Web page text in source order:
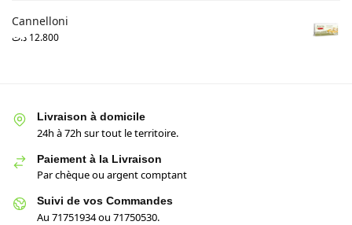
Cannelloni
12.800 د.ت
Livraison à domicile
24h à 72h sur tout le territoire.
Paiement à la Livraison
Par chèque ou argent comptant
Suivi de vos Commandes
Au 71751934 ou 71750530.